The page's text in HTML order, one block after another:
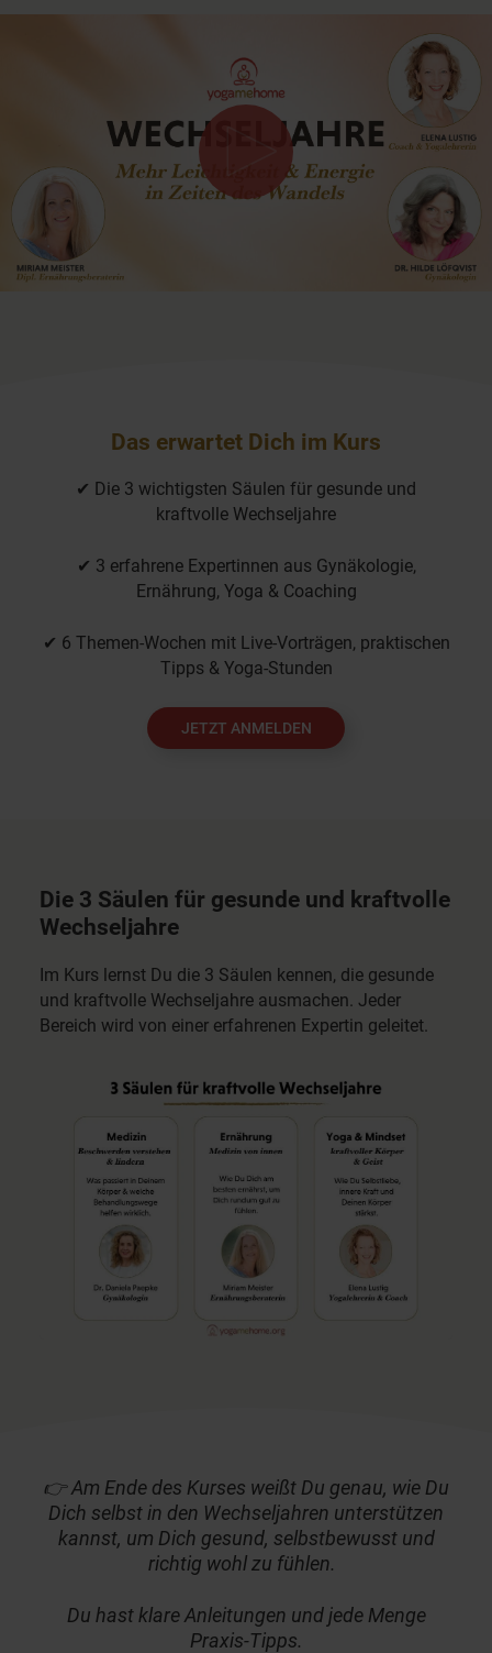
Das erwartet Dich im Kurs
✔ Die 3 wichtigsten Säulen für gesunde und
kraftvolle Wechseljahre
✔ 3 erfahrene Expertinnen aus Gynäkologie,
Ernährung, Yoga & Coaching
✔ 6 Themen-Wochen mit Live-Vorträgen, praktischen
Tipps & Yoga-Stunden
JETZT ANMELDEN
Die 3 Säulen für gesunde und kraftvolle
Wechseljahre
Im Kurs lernst Du die 3 Säulen kennen, die gesunde
und kraftvolle Wechseljahre ausmachen. Jeder
Bereich wird von einer erfahrenen Expertin geleitet.
👉 Am Ende des Kurses weißt Du genau, wie Du
Dich selbst in den Wechseljahren unterstützen
kannst, um Dich gesund, selbstbewusst und
richtig wohl zu fühlen.
Du hast klare Anleitungen und jede Menge
Praxis-Tipps.